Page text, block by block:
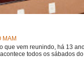
MAM
que vem reunindo, há 13
todos os sábados